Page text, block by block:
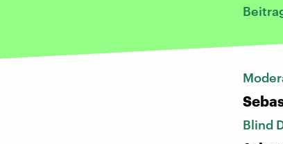
Blind